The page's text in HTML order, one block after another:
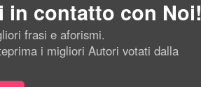
in contatto con Noi!
frasi e aforismi.
i migliori Autori votati dalla